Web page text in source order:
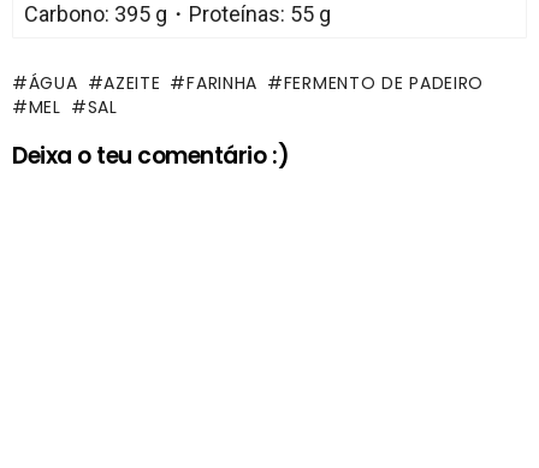
Carbono: 395 g・Proteínas: 55 g
ÁGUA AZEITE FARINHA
FERMENTO DE PADEIRO
MEL
SAL
Deixa o teu comentário :)